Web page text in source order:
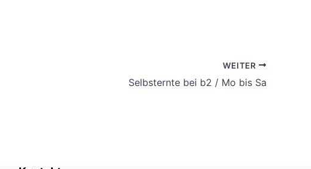
WEITER
Selbsternte bei b2 / Mo bis Sa